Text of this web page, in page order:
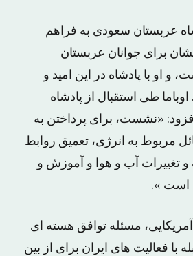
عربستان سعودی به فراهم
برای جوانان عربستان
و او با پادشاه در این امید و
طی استقبال از پادشاه
«نشست، برای پرداختن به
مربوط به انرژی، تعمیق روابط
و تغییرات آب و هوا و آموزش و
است ».
آمریکایی، مسئله توافق هسته ای
با فعالیت های ایران برای از بین